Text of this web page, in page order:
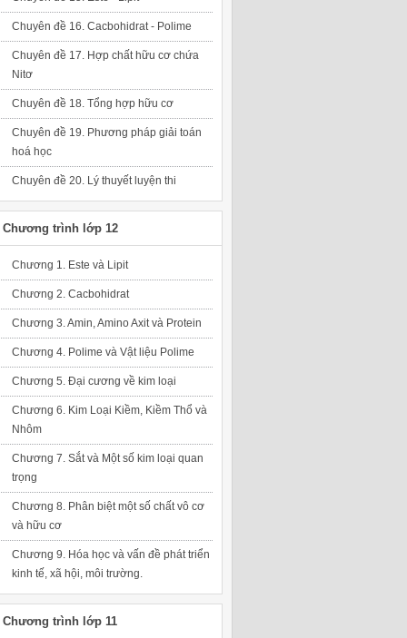
Chuyên đề 16. Cacbohidrat - Polime
Chuyên đề 17. Hợp chất hữu cơ chứa
Nitơ
Chuyên đề 18. Tổng hợp hữu cơ
Chuyên đề 19. Phương pháp giải toán
hoá học
Chuyên đề 20. Lý thuyết luyện thi
Chương trình lớp 12
Chương 1. Este và Lipit
Chương 2. Cacbohidrat
Chương 3. Amin, Amino Axit và Protein
Chương 4. Polime và Vật liệu Polime
Chương 5. Đại cương về kim loại
Chương 6. Kim Loại Kiềm, Kiềm Thổ và
Nhôm
Chương 7. Sắt và Một số kim loại quan
trọng
Chương 8. Phân biệt một số chất vô cơ
và hữu cơ
Chương 9. Hóa học và vấn đề phát triển
kinh tế, xã hội, môi trường.
Chương trình lớp 11